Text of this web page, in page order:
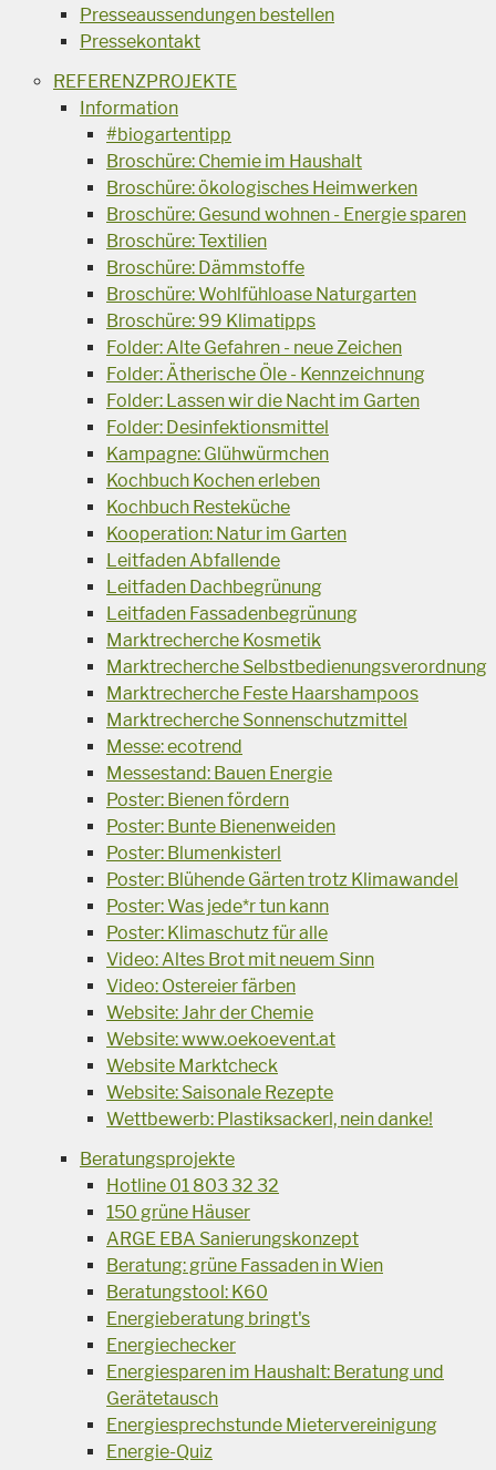
Presseaussendungen bestellen
Pressekontakt
REFERENZPROJEKTE
Information
#biogartentipp
Broschüre: Chemie im Haushalt
Broschüre: ökologisches Heimwerken
Broschüre: Gesund wohnen - Energie sparen
Broschüre: Textilien
Broschüre: Dämmstoffe
Broschüre: Wohlfühloase Naturgarten
Broschüre: 99 Klimatipps
Folder: Alte Gefahren - neue Zeichen
Folder: Ätherische Öle - Kennzeichnung
Folder: Lassen wir die Nacht im Garten
Folder: Desinfektionsmittel
Kampagne: Glühwürmchen
Kochbuch Kochen erleben
Kochbuch Resteküche
Kooperation: Natur im Garten
Leitfaden Abfallende
Leitfaden Dachbegrünung
Leitfaden Fassadenbegrünung
Marktrecherche Kosmetik
Marktrecherche Selbstbedienungsverordnung
Marktrecherche Feste Haarshampoos
Marktrecherche Sonnenschutzmittel
Messe: ecotrend
Messestand: Bauen Energie
Poster: Bienen fördern
Poster: Bunte Bienenweiden
Poster: Blumenkisterl
Poster: Blühende Gärten trotz Klimawandel
Poster: Was jede*r tun kann
Poster: Klimaschutz für alle
Video: Altes Brot mit neuem Sinn
Video: Ostereier färben
Website: Jahr der Chemie
Website: www.oekoevent.at
Website Marktcheck
Website: Saisonale Rezepte
Wettbewerb: Plastiksackerl, nein danke!
Beratungsprojekte
Hotline 01 803 32 32
150 grüne Häuser
ARGE EBA Sanierungskonzept
Beratung: grüne Fassaden in Wien
Beratungstool: K60
Energieberatung bringt's
Energiechecker
Energiesparen im Haushalt: Beratung und
Gerätetausch
Energiesprechstunde Mietervereinigung
Energie-Quiz